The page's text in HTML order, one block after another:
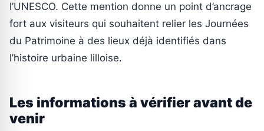
l’UNESCO. Cette mention donne un point d’ancrage
fort aux visiteurs qui souhaitent relier les Journées
du Patrimoine à des lieux déjà identifiés dans
l’histoire urbaine lilloise.
Les informations à vérifier avant de
venir